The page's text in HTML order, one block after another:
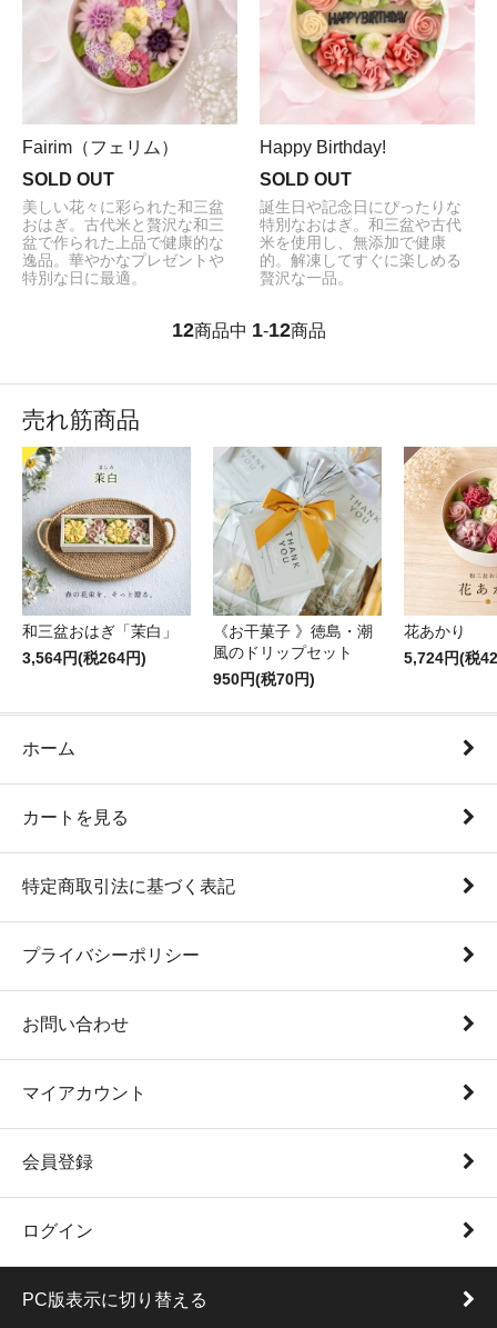
Fairim（フェリム）
SOLD OUT
美しい花々に彩られた和三盆
おはぎ。古代米と贅沢な和三
盆で作られた上品で健康的な
逸品。華やかなプレゼントや
特別な日に最適。
Happy Birthday!
SOLD OUT
誕生日や記念日にぴったりな
特別なおはぎ。和三盆や古代
米を使用し、無添加で健康
的。解凍してすぐに楽しめる
贅沢な一品。
12商品中 1-12商品
売れ筋商品
和三盆おはぎ「茉白」
3,564円(税264円)
《お干菓子 》徳島・潮
風のドリップセット
950円(税70円)
花あかり
5,724円(税
ホーム
カートを見る
特定商取引法に基づく表記
プライバシーポリシー
お問い合わせ
マイアカウント
会員登録
ログイン
PC版表示に切り替える